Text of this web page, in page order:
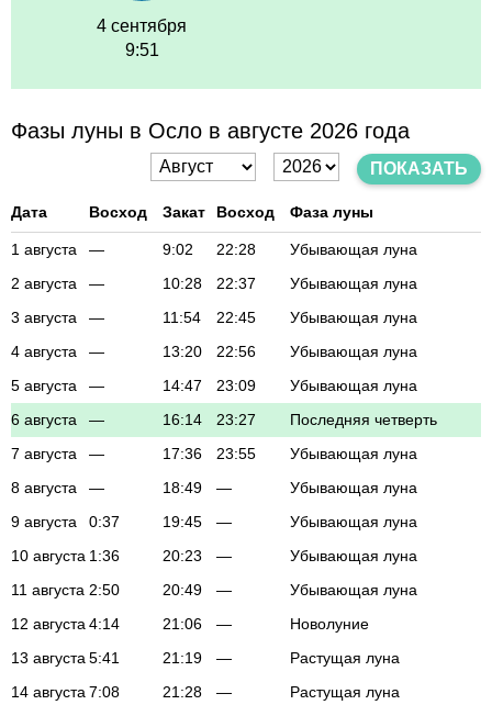
4 сентября
9:51
Фазы луны в Осло в августе 2026 года
ПОКАЗАТЬ
Дата Восход Закат Восход Фаза луны
1 августа — 9:02 22:28
Убывающая луна
2 августа
— 10:28 22:37
Убывающая луна
3 августа
— 11:54 22:45
Убывающая луна
4 августа
— 13:20 22:56
Убывающая луна
5 августа
— 14:47 23:09
Убывающая луна
6 августа
— 16:14 23:27
Последняя четверть
7 августа
— 17:36 23:55
Убывающая луна
8 августа
— 18:49 —
Убывающая луна
9 августа
0:37 19:45 —
Убывающая луна
10 августа 1:36 20:23 —
Убывающая луна
11 августа 2:50 20:49 —
Убывающая луна
12 августа 4:14 21:06 —
Новолуние
13 августа 5:41 21:19 —
Растущая луна
14 августа 7:08 21:28 —
Растущая луна